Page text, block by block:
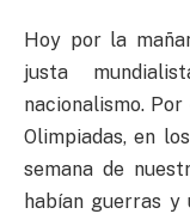
Hoy por la
justa
nacionalismo.
Olimpiadas, en
semana de
habían guerras y